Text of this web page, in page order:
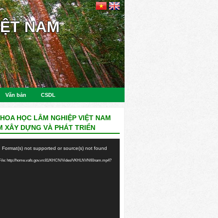
NAM
Văn bản CSDL
HỌC LÂM NGHIỆP VIỆT NAM
XÂY DỰNG VÀ PHÁT TRIỂN
Format(s) not supported or source(s) not found
http://home.vafs.gov.vn:81/KHCN/Video/VKHLNVN60nam.mp4?